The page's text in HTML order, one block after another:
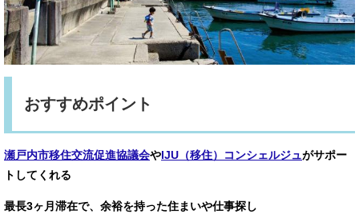
おすすめポイント
瀬戸内市移住交流促進協議会やIJU（移住）コンシェルジュがサポー
トしてくれる
最長3ヶ月滞在で、余裕を持った住まいや仕事探し